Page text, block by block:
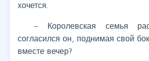
хочется.
– Королевская семья
согласился он, поднимая свой
вместе вечер?